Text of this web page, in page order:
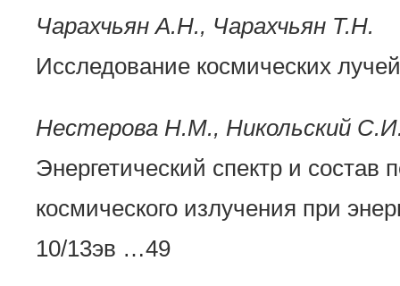
Чарахчьян А.Н., Чарахчьян Т.Н.
Исследование космических
Нестерова Н.М., Никольский
Энергетический спектр и состав
космического излучения при
10/13эв …49